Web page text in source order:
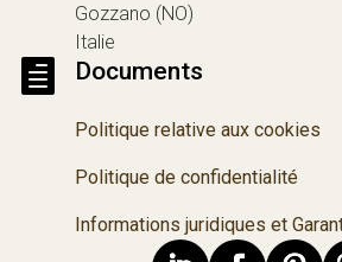
Gozzano (NO)
Italie
 Documents
Politique relative aux cookies
Politique de confidentialité
Informations juridiques et